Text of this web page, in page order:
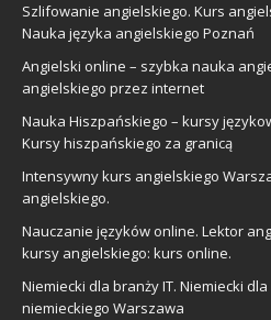
Szlifowanie angielskiego. Kurs
Nauka języka angielskiego Poznań
Angielski online – szybka nauka
angielskiego przez internet
Nauka Hiszpańskiego – kursy
Kursy hiszpańskiego za granicą
Intensywny kurs angielskiego
angielskiego.
Nauczanie języków online. Lektor
kursy angielskiego: kurs online.
Niemiecki dla branży IT. Niemiecki
niemieckiego Warszawa